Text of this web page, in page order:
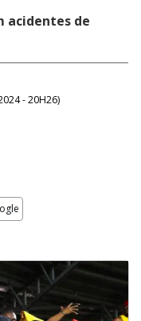
acidentes de
- 20H26)